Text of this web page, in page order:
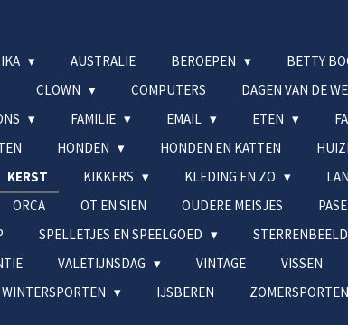
AUSTRALIE BEROEPEN BETTY
CLOWN COMPUTERS DAGEN VAN DE
FAMILIE EMAIL ETEN
HONDEN HONDEN EN KATTEN
KERST KIKKERS KLEDING EN ZO
ORCA OT EN SIEN OUDERE MEISJES
SPELLETJES EN SPEELGOED
VALETIJNSDAG VINTAGE VISSEN
WINTERSPORTEN IJSBEREN ZOMERSPORTEN